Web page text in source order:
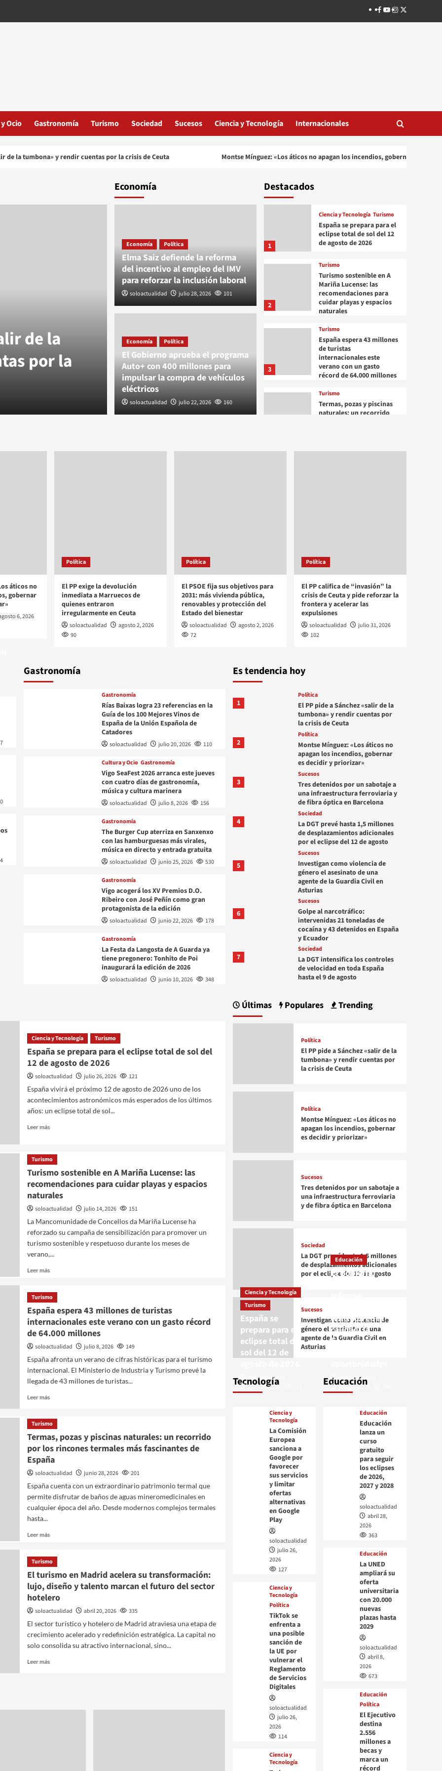
Facebook
Youtube
Instagram
Twitter
Ocio Gastronomía Turismo Sociedad Sucesos Ciencia y Tecnología Internacionales
de la tumbona» y rendir cuentas por la crisis de Ceuta Montse Mínguez: «Los áticos no apagan los incendios, gobernar es
de la
por la
es
a una
y de fibra
de género
de la
de
hasta el 9
Economía
Economía Política
Elma Saiz defiende la reforma
del incentivo al empleo del IMV
para reforzar la inclusión laboral
soloactualidad julio 28, 2026 101
Economía Política
El Gobierno aprueba el programa
Auto+ con 400 millones para
impulsar la compra de vehículos
eléctricos
soloactualidad julio 22, 2026 160
Destacados
1
Ciencia y Tecnología Turismo
España se prepara para el
eclipse total de sol del 12
de agosto de 2026
2
Turismo
Turismo sostenible en A
Mariña Lucense: las
recomendaciones para
cuidar playas y espacios
naturales
3
Turismo
España espera 43 millones
de turistas
internacionales este
verano con un gasto
récord de 64.000 millones
Turismo
Termas, pozas y piscinas
naturales: un recorrido
áticos no
gobernar
6, 2026
Política
El PP exige la devolución
inmediata a Marruecos de
quienes entraron
irregularmente en Ceuta
soloactualidad
agosto 2, 2026
90
Política
El PSOE fija sus objetivos para
2031: más vivienda pública,
renovables y protección del
Estado del bienestar
soloactualidad
agosto 2, 2026
72
Política
El PP califica de “invasión” la
crisis de Ceuta y pide reforzar la
frontera y acelerar las
expulsiones
soloactualidad
julio 31, 2026
102
Gastronomía
Gastronomía
Rías Baixas logra 23 referencias en la
Guía de los 100 Mejores Vinos de
España de la Unión Española de
Catadores
soloactualidad julio 20, 2026 110
Cultura y Ocio Gastronomía
Vigo SeaFest 2026 arranca este jueves
con cuatro días de gastronomía,
música y cultura marinera
soloactualidad julio 8, 2026 156
Gastronomía
The Burger Cup aterriza en Sanxenxo
con las hamburguesas más virales,
música en directo y entrada gratuita
soloactualidad junio 25, 2026 530
Gastronomía
Vigo acogerá los XV Premios D.O.
Ribeiro con José Peñín como gran
protagonista de la edición
soloactualidad junio 22, 2026 178
Gastronomía
La Festa da Langosta de A Guarda ya
tiene pregonero: Tonhito de Poi
inaugurará la edición de 2026
soloactualidad junio 10, 2026 348
Ciencia y Tecnología Turismo
España se prepara para el eclipse total de sol del
12 de agosto de 2026
soloactualidad julio 26, 2026
121
España vivirá el próximo 12 de agosto de 2026 uno de los
acontecimientos astronómicos más esperados de los últimos
años: un eclipse total de sol...
Leer más
Turismo
Turismo sostenible en A Mariña Lucense: las
recomendaciones para cuidar playas y espacios
naturales
soloactualidad julio 14, 2026
151
La Mancomunidade de Concellos da Mariña Lucense ha
reforzado su campaña de sensibilización para promover un
turismo sostenible y respetuoso durante los meses de
verano,...
Leer más
Turismo
España espera 43 millones de turistas
internacionales este verano con un gasto récord
de 64.000 millones
soloactualidad julio 8, 2026
149
España afronta un verano de cifras históricas para el turismo
internacional. El Ministerio de Industria y Turismo prevé la
llegada de 43 millones de turistas...
Leer más
Turismo
Termas, pozas y piscinas naturales: un recorrido
por los rincones termales más fascinantes de
España
soloactualidad junio 28, 2026
201
España cuenta con un extraordinario patrimonio termal que
permite disfrutar de baños de aguas mineromedicinales en
cualquier época del año. Desde modernos complejos termales
hasta...
Leer más
Turismo
El turismo en Madrid acelera su transformación:
lujo, diseño y talento marcan el futuro del sector
hotelero
soloactualidad abril 20, 2026
335
El sector turístico y hotelero de Madrid atraviesa una etapa de
crecimiento acelerado y redefinición estratégica. La capital no
solo consolida su atractivo internacional, sino...
Leer más
Es tendencia hoy
1
Política
El PP pide a Sánchez «salir de la
tumbona» y rendir cuentas por
la crisis de Ceuta
2
Política
Montse Mínguez: «Los áticos no
apagan los incendios, gobernar
es decidir y priorizar»
3
Sucesos
Tres detenidos por un sabotaje a
una infraestructura ferroviaria y
de fibra óptica en Barcelona
4
Sociedad
La DGT prevé hasta 1,5 millones
de desplazamientos adicionales
por el eclipse del 12 de agosto
5
Sucesos
Investigan como violencia de
género el asesinato de una
agente de la Guardia Civil en
Asturias
6
Sucesos
Golpe al narcotráfico:
intervenidas 21 toneladas de
cocaína y 43 detenidos en España
y Ecuador
7
Sociedad
La DGT intensifica los controles
de velocidad en toda España
hasta el 9 de agosto
Últimas Populares Trending
Política
El PP pide a Sánchez «salir de la
tumbona» y rendir cuentas por
la crisis de Ceuta
Política
Montse Mínguez: «Los áticos no
apagan los incendios, gobernar
es decidir y priorizar»
Sucesos
Tres detenidos por un sabotaje a
una infraestructura ferroviaria
y de fibra óptica en Barcelona
Sociedad
La DGT prevé hasta 1,5 millones
de desplazamientos adicionales
por el eclipse del 12 de agosto
Sucesos
Investigan como violencia de
género el asesinato de una
agente de la Guardia Civil en
Asturias
Tecnología
Ciencia y Tecnología
Turismo
España se
prepara para el
eclipse total de
sol del 12 de
soloactualidad
julio 26, 2026
Ciencia y
Tecnología
La Comisión
Europea
sanciona a
Google por
favorecer
sus servicios
y limitar
ofertas
alternativas
en Google
Play
soloactualidad
julio 26,
2026
127
Ciencia y
Tecnología
Política
TikTok se
enfrenta a
una posible
sanción de
la UE por
vulnerar el
Reglamento
de Servicios
Digitales
soloactualidad
julio 26,
2026
114
Ciencia y
Tecnología
Educación
Educación
El Gobierno
centrada en la
calidad, la
financiación y la
soloactualidad
junio 9, 2026
Educación
Educación
lanza un
curso
gratuito
para seguir
los eclipses
de 2026,
2027 y 2028
soloactualidad
abril 28,
2026
363
Educación
La UNED
ampliará su
oferta
universitaria
con 20.000
nuevas
plazas hasta
2029
soloactualidad
abril 8,
2026
673
Educación
Política
El Ejecutivo
destina
2.556
millones a
becas y
marca un
récord